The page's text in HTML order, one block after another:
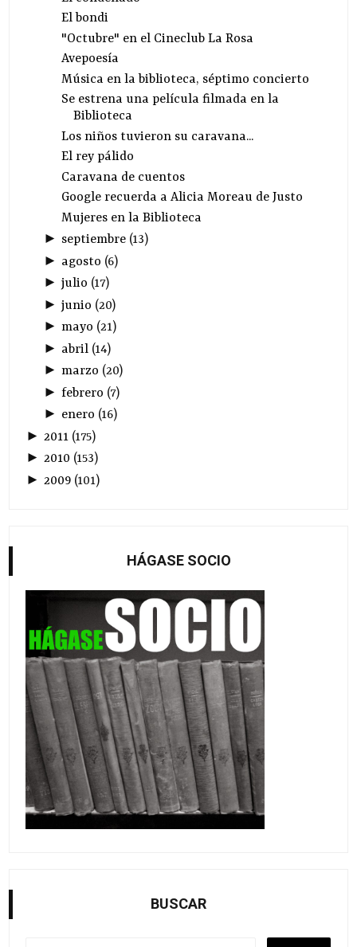
El bondi
"Octubre" en el Cineclub La Rosa
Avepoesía
Música en la biblioteca, séptimo concierto
Se estrena una película filmada en la
Biblioteca
Los niños tuvieron su caravana...
El rey pálido
Caravana de cuentos
Google recuerda a Alicia Moreau de Justo
Mujeres en la Biblioteca
► septiembre(13)
► agosto (6)
► julio (17)
► junio (20)
► mayo (21)
► abril(14)
► marzo (20)
► febrero (7)
► enero (16)
► 2011 (175)
►2010 (153)
► 2009 (101)
HÁGASE SOCIO
BUSCAR